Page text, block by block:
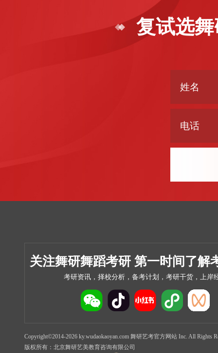
复试选
姓名
电话
关注舞研舞蹈考研 第一时间了解
考研资讯，择校分析，备考计划，考研干货，上岸
Copyright©2014-2026 ky.wudaokaoyan.com 舞研艺考官方网站 Inc. All Rights
版权所有：北京舞研艺美教育咨询有限公司